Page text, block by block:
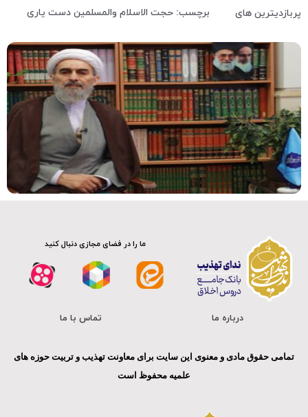
پربازدیترین های برچسب: حجت الاسلام والمسلمین دست یاری
متن کوتاه
ما را در فضای مجازی دنبال کنید
درباره ما تماس با ما
تمامی حقوق مادی و معنوی این سایت برای معاونت تهذیب و تربیت حوزه های
علمیه محفوظ است